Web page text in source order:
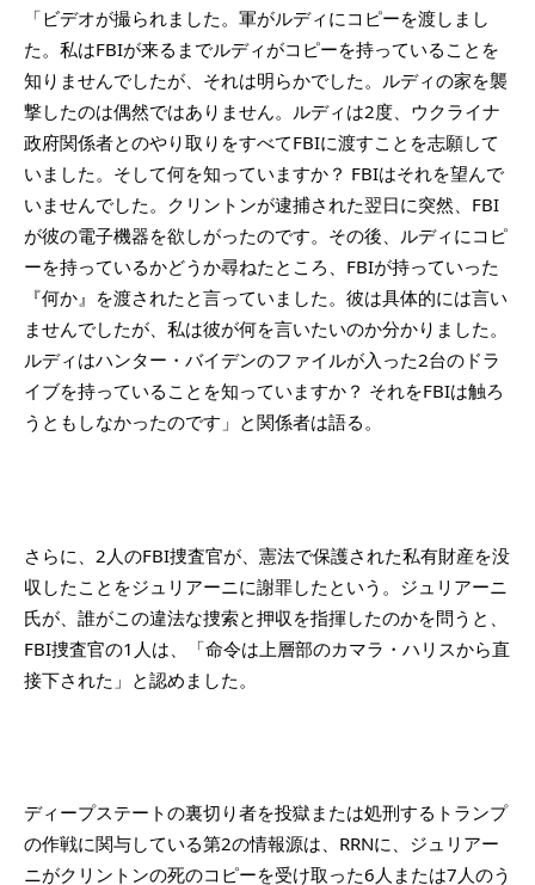
「ビデオが撮られました。軍がルディにコピーを渡しまし
た。私はFBIが来るまでルディがコピーを持っていることを
知りませんでしたが、それは明らかでした。ルディの家を襲
撃したのは偶然ではありません。ルディは2度、ウクライナ
政府関係者とのやり取りをすべてFBIに渡すことを志願して
いました。そして何を知っていますか？ FBIはそれを望んで
いませんでした。クリントンが逮捕された翌日に突然、FBI
が彼の電子機器を欲しがったのです。その後、ルディにコピ
ーを持っているかどうか尋ねたところ、FBIが持っていった
『何か』を渡されたと言っていました。彼は具体的には言い
ませんでしたが、私は彼が何を言いたいのか分かりました。
ルディはハンター・バイデンのファイルが入った2台のドラ
イブを持っていることを知っていますか？ それをFBIは触ろ
うともしなかったのです」と関係者は語る。
さらに、2人のFBI捜査官が、憲法で保護された私有財産を没
収したことをジュリアーニに謝罪したという。ジュリアーニ
氏が、誰がこの違法な捜索と押収を指揮したのかを問うと、
FBI捜査官の1人は、「命令は上層部のカマラ・ハリスから直
接下された」と認めました。
ディープステートの裏切り者を投獄または処刑するトランプ
の作戦に関与している第2の情報源は、RRNに、ジュリアー
ニがクリントンの死のコピーを受け取った6人または7人のう